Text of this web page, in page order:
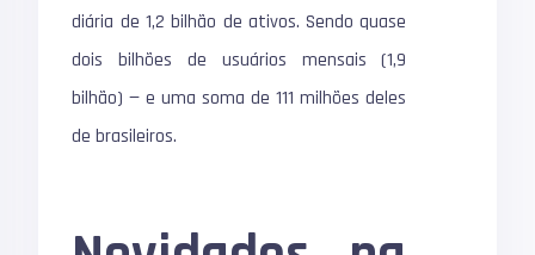
diária de 1,2 bilhão de ativos. Sendo quase
dois bilhões de usuários mensais (1,9
bilhão) — e uma soma de 111 milhões deles
de brasileiros.